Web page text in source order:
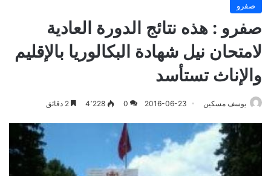
صفرو
صفرو : هذه نتائج الدورة العادية
لامتحان نيل شهادة البكالوريا بالإقليم
والإناث تستأسد
يوسف مسكين 2016-06-23
0 4٬228